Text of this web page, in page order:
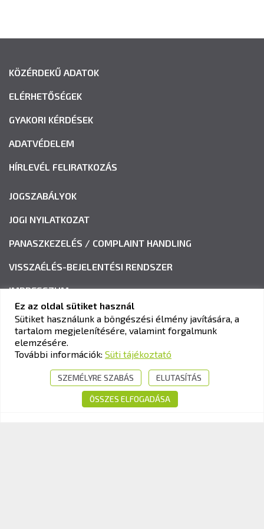
KÖZÉRDEKŰ ADATOK
ELÉRHETŐSÉGEK
GYAKORI KÉRDÉSEK
ADATVÉDELEM
HÍRLEVÉL FELIRATKOZÁS
JOGSZABÁLYOK
JOGI NYILATKOZAT
PANASZKEZELÉS / COMPLAINT HANDLING
VISSZAÉLÉS-BEJELENTÉSI RENDSZER
IMPRESSZUM
KAV KÖZLEKEDÉSI ALKALMASSÁGI ÉS VIZSGAKÖZPONT
Cím:1033 Budapest, Polgár utca 8-10.
+36-1-510-0101
info@kavk.hu
Ez az oldal sütiket használ
Sütiket használunk a böngészési élmény javítására, a
tartalom megjelenítésére, valamint forgalmunk
elemzésére.
További információk: Süti tájékoztató
SZEMÉLYRE SZABÁS ELUTASÍTÁS
ÖSSZES ELFOGADÁSA